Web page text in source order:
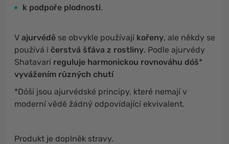
k podpoře plodnosti.
V ajurvédě se obvykle používají kořeny, ale někdy se
používá i čerstvá šťáva z rostliny. Podle ajurvédy
Shatavari reguluje harmonickou rovnováhu dóš*
vyvážením různých chutí
*Dóši jsou ajurvédské principy, které nemají v
moderní vědě žádný odpovídající ekvivalent.
Produkt je doplněk stravy.